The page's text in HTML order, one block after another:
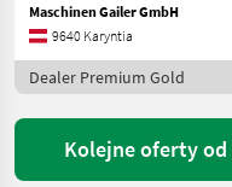
Maschinen Gailer GmbH
9640 Karyntia
Dealer Premium Gold
Kolejne oferty od